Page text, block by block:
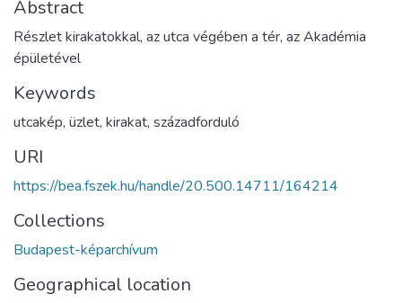
Abstract
Részlet kirakatokkal, az utca végében a tér, az Akadémia
épületével
Keywords
utcakép, üzlet, kirakat, századforduló
URI
https://bea.fszek.hu/handle/20.500.14711/164214
Collections
Budapest-képarchívum
Geographical location